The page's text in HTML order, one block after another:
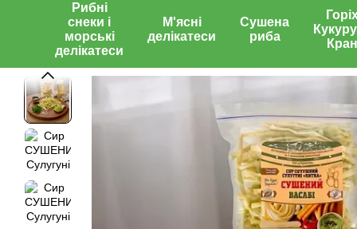
Рибні
снеки і
морські
делікатеси
М'ясні
делікатеси
Сушена
риба